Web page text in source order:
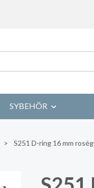
SYBEHÖR
S251 D-ring 16 mm